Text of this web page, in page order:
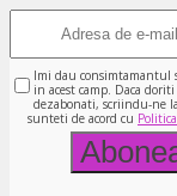
Imi dau consimtamantul
in acest camp. Daca
dezabonati, scriindu-ne
sunteti de acord cu